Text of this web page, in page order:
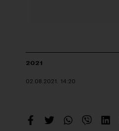
2021
02.08.2021. 14:20